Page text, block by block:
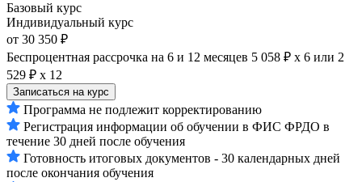
Базовый курс
Индивидуальный курс
от 30 350 ₽
Беспроцентная рассрочка на 6 и 12 месяцев 5 058 ₽ х 6 или 2
529 ₽ х 12
Записаться на курс
Программа не подлежит корректированию
Регистрация информации об обучении в ФИС ФРДО в
течение 30 дней после обучения
Готовность итоговых документов - 30 календарных дней
после окончания обучения